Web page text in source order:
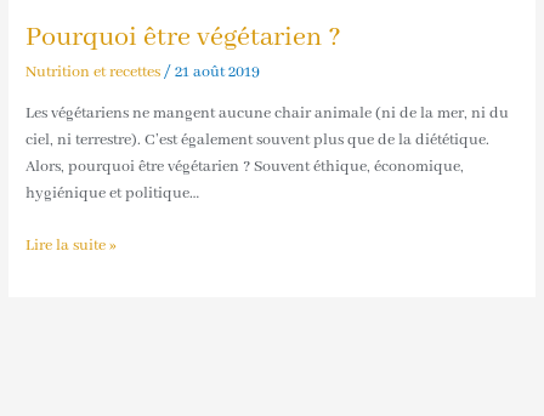
Pourquoi être végétarien ?
Nutrition et recettes/21 août 2019
Les végétariens ne mangent aucune chair animale (ni de la mer, ni du
ciel, ni terrestre). C’est également souvent plus que de la diététique.
Alors, pourquoi être végétarien ? Souvent éthique, économique,
hygiénique et politique…
Pourquoi
?
Lire la suite »